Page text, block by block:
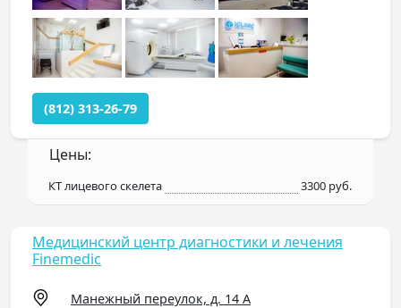
(812) 313-26-79
Цены:
КТ лицевого скелета 3300 руб.
Медицинский центр диагностики и лечения
Finemedic
Манежный переулок, д. 14 А